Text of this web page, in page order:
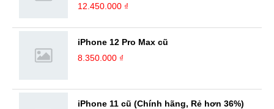
12.450.000 ₫
iPhone 12 Pro Max cũ
8.350.000 ₫
iPhone 11 cũ (Chính hãng, Rẻ hơn 36%)